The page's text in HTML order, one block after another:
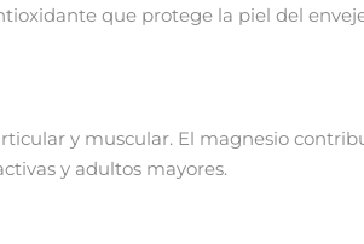
que protege la piel del
y muscular. El magnesio
y adultos mayores.